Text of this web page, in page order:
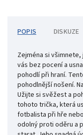
POPIS DISKUZE
Zejména si
vás bez pocení a
pohodlí při hraní.
pohodlnější nošení.
Užijte si svěžest a
tohoto trička, která
fotbalista při hře
odolný proti oděru a